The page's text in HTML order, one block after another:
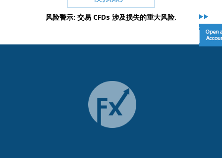
风险警示: 交易 CFDs 涉及损失的重大风险.